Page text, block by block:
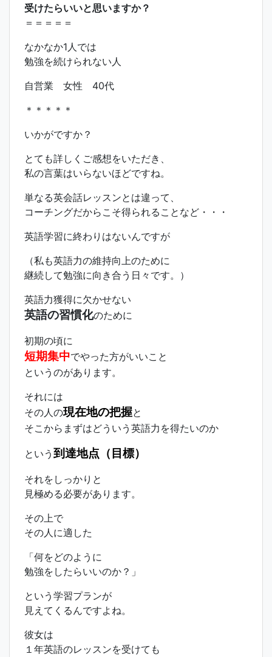
受けたらいいと思いますか？
＝＝＝＝＝
なかなか1人では
勉強を続けられない人
自営業 女性 40代
＊＊＊＊＊
いかがですか？
とても詳しくご感想をいただき、
私の言葉はいらないほどですね。
単なる英会話レッスンとは違って、
コーチングだからこそ得られることなど・・・
英語学習に終わりはないんですが
（私も英語力の維持向上のために
継続して勉強に向き合う日々です。）
英語力獲得に欠かせない
英語の習慣化のために
初期の頃に
短期集中でやった方がいいこと
というのがあります。
それには
その人の現在地の把握と
そこからまずはどういう英語力を得たいのか
という 到達地点（目標）
それをしっかりと
見極める必要があります。
その上で
その人に適した
「何をどのように
勉強をしたらいいのか？」
という学習プランが
見えてくるんですよね。
彼女は
１年英語のレッスンを受けても